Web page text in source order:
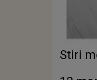
Stiri